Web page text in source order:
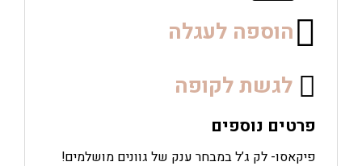
ג'ל
062
הוספה לעגלה
לגשת לקופה
פרטים נוספים
פיקאסו- לק ג’ל במבחר ענק של גוונים מושלמים!